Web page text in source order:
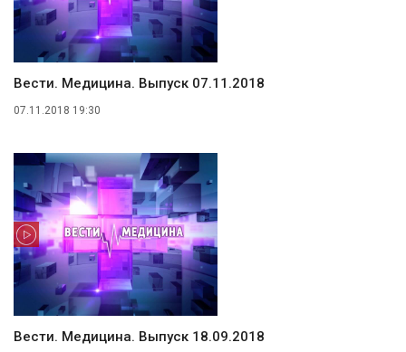
Вести. Медицина. Выпуск 07.11.2018
07.11.2018 19:30
Вести. Медицина. Выпуск 18.09.2018